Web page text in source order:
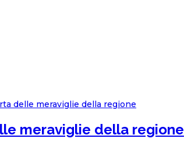
meraviglie della regione